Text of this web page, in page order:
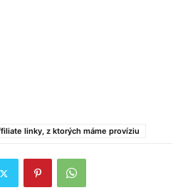
linky, z ktorých máme províziu